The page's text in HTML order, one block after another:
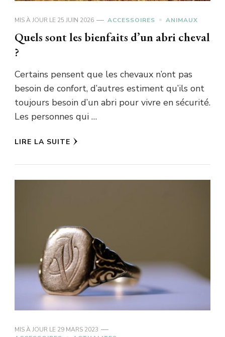
MIS À JOUR LE 25 JUIN 2026 ACCESSOIRES ANIMAUX
Quels sont les bienfaits d’un abri cheval
?
Certains pensent que les chevaux n’ont pas
besoin de confort, d’autres estiment qu’ils ont
toujours besoin d’un abri pour vivre en sécurité.
Les personnes qui …
LIRE LA SUITE
MIS À JOUR LE 29 MARS 2023